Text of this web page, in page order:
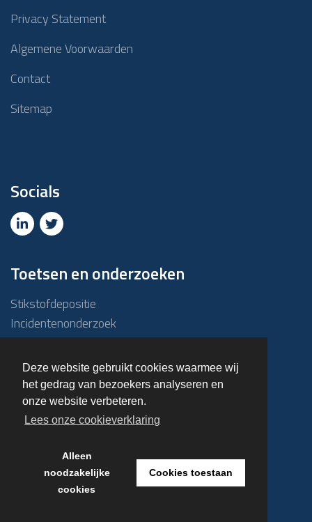
Deze website gebruikt cookies waarmee wij
het gedrag van bezoekers analyseren en
onze website verbeteren.
Lees onze cookieverklaring
Alleen
noodzakelijke
cookies
Cookies toestaan
Privacy Statement
Algemene Voorwaarden
Contact
Sitemap
Socials
Toetsen en onderzoeken
Stikstofdepositie
Incidentenonderzoek
Due diligence
ABM-toets
Emissie – Immissietoets
Haalbaarheidsonderzoek
Overige onderzoeken
© 2023 Kuiper & Burger